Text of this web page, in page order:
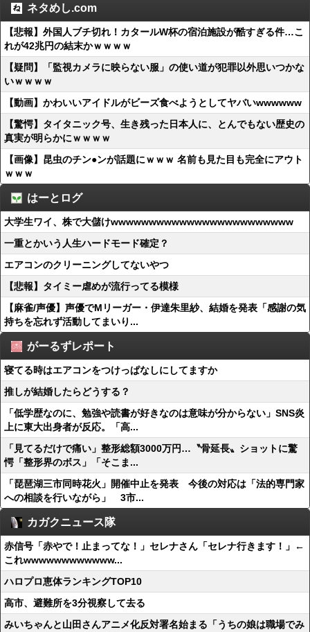
ネタめし.com
【悲報】外国人ブチ切れ！カタールW杯の宿泊施設が酷すぎる件…こ
れが42兆円の結末かｗｗｗｗ
【疑問】「監視カメラに映らない服」の使い道が犯罪以外思いつかな
いｗｗｗｗ
【動画】かわいいアイドルがビーズ食べようとしてヤバいwwwwww
【驚愕】タイタニック号、生き残った日本人に、とんでもない歴史の
真実が明らかにｗｗｗｗ
【画像】昆虫のチン●ンが話題にｗｗｗ 名前も見た目も完全にアウト
ｗｗｗ
はーとログ
大学生ワイ、株で大儲けwwwwwwwwwwwwwwwwwwwwwwww
一重とかいう人生ハードモード確定？
エアコンのクリーニングしてないやつ
【悲報】タイミー虐めが流行ってる模様
【麻雀/声優】声優でMリーガー・伊達朱里紗、結婚を発表「感謝の気
持ちを忘れず活動してまいり...
がーるずレポート
寝てる時はエアコンをつけっぱなしにしてますか
推しが結婚したらどうする？
「低学歴なのに、勉強や読書が好きなのは意味が分からない」SNS炎
上に東大出身者が反応。「高...
「見てるだけで痛い」整形総額3000万円…〝骨延長〟ショットに驚
愕「整形界のボス」「そこま...
「琵琶湖三市同時花火」開催中止を発表 今後の対応は「法的専門家
への相談を行いながら」 3市...
カガクニュース隊
赤信号「赤やで！止まってな！」セレナさん「セレナ行きます！」←
これwwwwwwwwwwww...
ハロプロ恵体ランキングTOP10
高市、避難所を3分視察して去る
みいちゃんと山田さんアニメ化反対署名始まる「うちの娘は職場でみ